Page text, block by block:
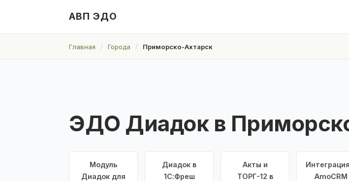
АВП ЭДО
Главная Города Приморско-Ахтарск
ЭДО Диадок в
Модуль
Диадок для
Диадок в
1С:Фреш
Акты и
ТОРГ-12 в
AmoCRM